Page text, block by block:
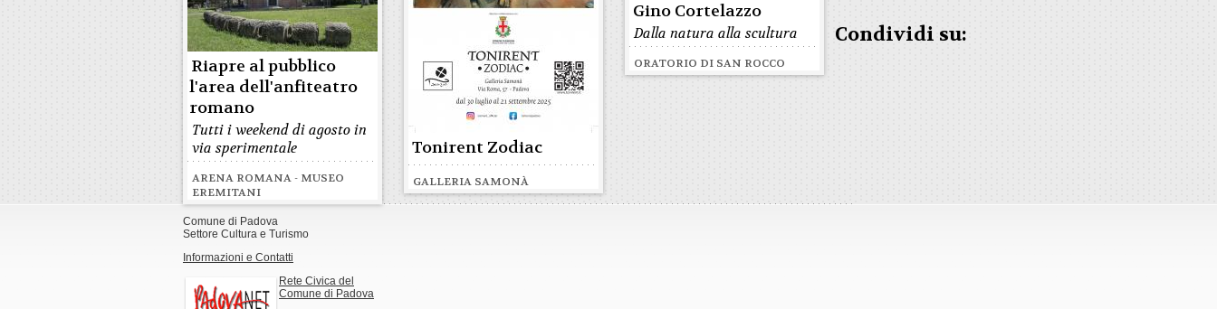
Gino Cortelazzo
Dalla natura alla scultura
ORATORIO DI SAN ROCCO
Tonirent Zodiac
GALLERIA SAMONÀ
Riapre al pubblico
l'area dell'anfiteatro
romano
Tutti i weekend di agosto in
via sperimentale
ARENA ROMANA - MUSEO
EREMITANI
Condividi su:
Comune di Padova
Settore Cultura e Turismo
Informazioni e Contatti
Rete Civica del
Comune di Padova